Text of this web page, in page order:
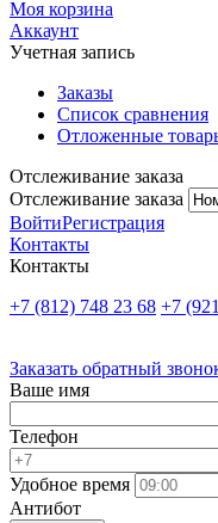
Моя корзина
Аккаунт
Учетная запись
Заказы
Список сравнения
Отложенные
Отслеживание заказа
Отслеживание заказа
ВойтиРегистрация
Контакты
Контакты
+7 (812) 748 23 68 +7
Заказать обратный
Ваше имя
Телефон
Удобное время
Антибот